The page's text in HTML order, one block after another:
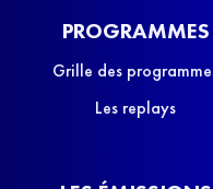
PROGRAMMES
Grille des
Les replays